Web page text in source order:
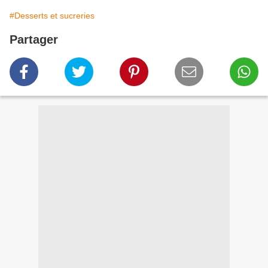
#Desserts et sucreries
Partager